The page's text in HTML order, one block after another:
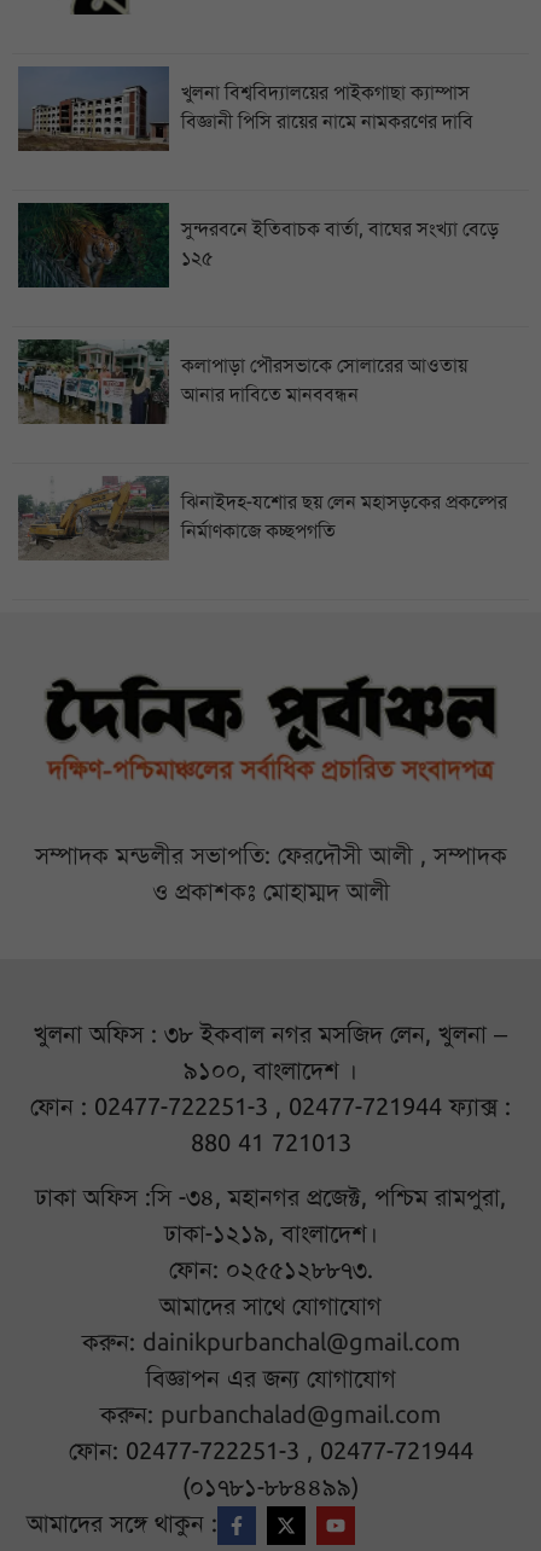
খুলনা বিশ্ববিদ্যালয়ের পাইকগাছা ক্যাম্পাস
বিজ্ঞানী পিসি রায়ের নামে নামকরণের দাবি
সুন্দরবনে ইতিবাচক বার্তা, বাঘের সংখ্যা বেড়ে
১২৫
কলাপাড়া পৌরসভাকে সোলারের আওতায়
আনার দাবিতে মানববন্ধন
ঝিনাইদহ-যশোর ছয় লেন মহাসড়কের প্রকল্পের
নির্মাণকাজে কচ্ছপগতি
সম্পাদক মন্ডলীর সভাপতি: ফেরদৌসী আলী , সম্পাদক
ও প্রকাশকঃ মোহাম্মদ আলী
খুলনা অফিস : ৩৮ ইকবাল নগর মসজিদ লেন, খুলনা –
৯১০০, বাংলাদেশ ।
ফোন : 02477-722251-3 , 02477-721944 ফ্যাক্স :
880 41 721013
ঢাকা অফিস :সি -৩৪, মহানগর প্রজেক্ট, পশ্চিম রামপুরা,
ঢাকা-১২১৯, বাংলাদেশ।
ফোন: ০২৫৫১২৮৮৭৩.
আমাদের সাথে যোগাযোগ
করুন: dainikpurbanchal@gmail.com
বিজ্ঞাপন এর জন্য যোগাযোগ
করুন: purbanchalad@gmail.com
ফোন: 02477-722251-3 , 02477-721944
(০১৭৮১-৮৮৪৪৯৯)
আমাদের সঙ্গে থাকুন :